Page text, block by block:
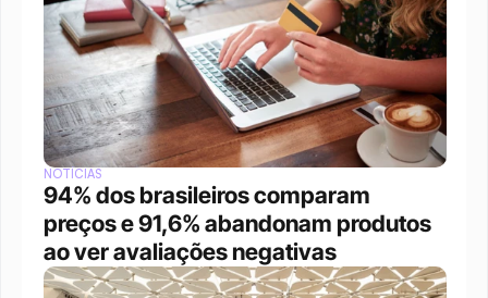
NOTÍCIAS
94% dos brasileiros comparam
preços e 91,6% abandonam produtos
ao ver avaliações negativas